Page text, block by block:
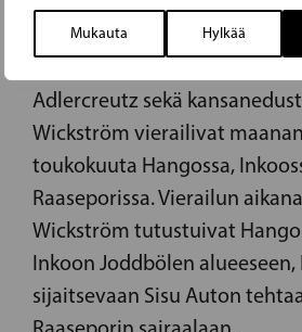
Mukauta Hylkää
VAHVISTAVAT SEUDUN
Adlercreutz sekä
Wickström vierailivat
toukokuuta Hangossa,
Raaseporissa. Vierailun
Wickström tutustuivat
Inkoon Joddbölen alueeseen,
sijaitsevaan Sisu Auton